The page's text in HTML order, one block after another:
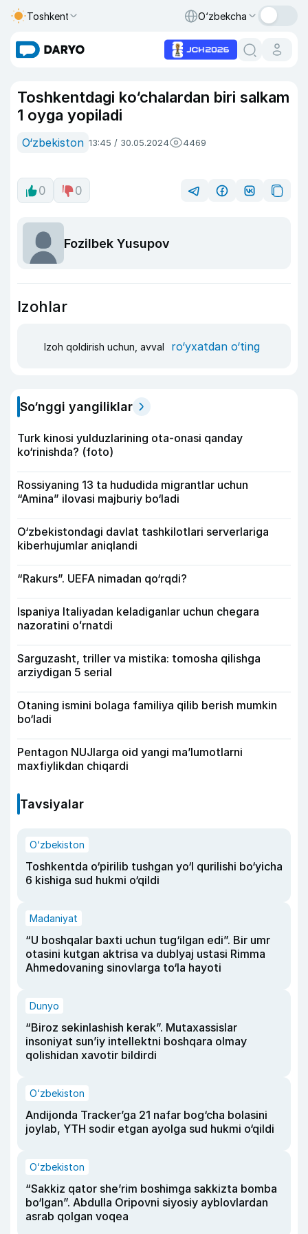
Toshkent O‘zbekcha
Toshkentdagi ko‘chalardan biri salkam
1 oyga yopiladi
O‘zbekiston 13:45 / 30.05.2024 4469
0 0
Fozilbek Yusupov
Izohlar
Izoh qoldirish uchun, avval ro‘yxatdan o‘ting
So‘nggi yangiliklar
Turk kinosi yulduzlarining ota-onasi qanday
ko‘rinishda? (foto)
Rossiyaning 13 ta hududida migrantlar uchun
“Amina” ilovasi majburiy bo‘ladi
O‘zbekistondagi davlat tashkilotlari serverlariga
kiberhujumlar aniqlandi
“Rakurs”. UEFA nimadan qo‘rqdi?
Ispaniya Italiyadan keladiganlar uchun chegara
nazoratini oʻrnatdi
Sarguzasht, triller va mistika: tomosha qilishga
arziydigan 5 serial
Otaning ismini bolaga familiya qilib berish mumkin
bo‘ladi
Pentagon NUJlarga oid yangi maʼlumotlarni
maxfiylikdan chiqardi
Tavsiyalar
O‘zbekiston
Toshkentda o‘pirilib tushgan yo‘l qurilishi bo‘yicha
6 kishiga sud hukmi o‘qildi
Madaniyat
“U boshqalar baxti uchun tug‘ilgan edi”. Bir umr
otasini kutgan aktrisa va dublyaj ustasi Rimma
Ahmedovaning sinovlarga to‘la hayoti
Dunyo
“Biroz sekinlashish kerak”. Mutaxassislar
insoniyat sun’iy intellektni boshqara olmay
qolishidan xavotir bildirdi
O‘zbekiston
Andijonda Tracker’ga 21 nafar bog‘cha bolasini
joylab, YTH sodir etgan ayolga sud hukmi o‘qildi
O‘zbekiston
“Sakkiz qator she’rim boshimga sakkizta bomba
bo‘lgan”. Abdulla Oripovni siyosiy ayblovlardan
asrab qolgan voqea